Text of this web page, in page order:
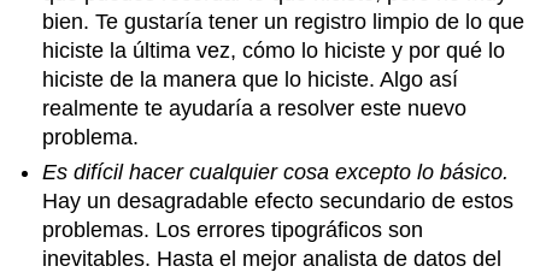
bien. Te gustaría tener un registro limpio de lo que
hiciste la última vez, cómo lo hiciste y por qué lo
hiciste de la manera que lo hiciste. Algo así
realmente te ayudaría a resolver este nuevo
problema.
Es difícil hacer cualquier cosa excepto lo básico.
Hay un desagradable efecto secundario de estos
problemas. Los errores tipográficos son
inevitables. Hasta el mejor analista de datos del